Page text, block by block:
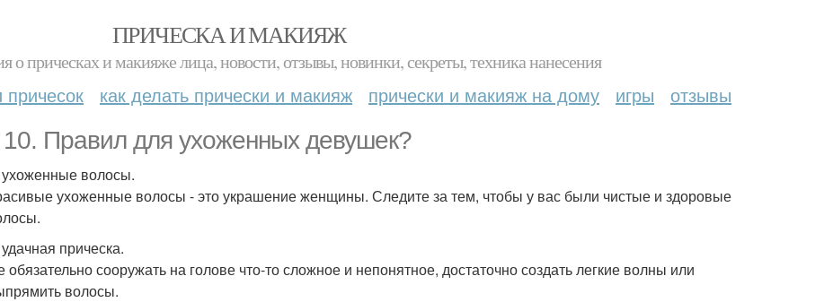
ПРИЧЕСКА И МАКИЯЖ
о прическах и макияже лица, новости, отзывы, новинки, секреты, техника нанесения
как делать прически и макияж прически и макияж на дому игры отзывы
Правил для ухоженных девушек?
ухоженные волосы.
ухоженные волосы - это украшение женщины. Следите за тем, чтобы у вас были чистые и здоровые
прическа.
обязательно сооружать на голове что-то сложное и непонятное, достаточно создать легкие волны или
волосы.